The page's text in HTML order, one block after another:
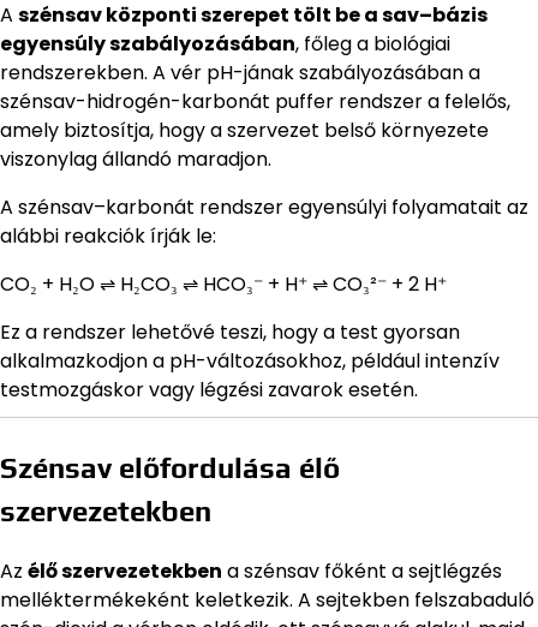
A szénsav központi szerepet tölt be a sav–bázis
egyensúly szabályozásában, főleg a biológiai
rendszerekben. A vér pH-jának szabályozásában a
szénsav-hidrogén-karbonát puffer rendszer a felelős,
amely biztosítja, hogy a szervezet belső környezete
viszonylag állandó maradjon.
A szénsav–karbonát rendszer egyensúlyi folyamatait az
alábbi reakciók írják le:
CO₂ + H₂O ⇌ H₂CO₃ ⇌ HCO₃⁻ + H⁺ ⇌ CO₃²⁻ + 2 H⁺
Ez a rendszer lehetővé teszi, hogy a test gyorsan
alkalmazkodjon a pH-változásokhoz, például intenzív
testmozgáskor vagy légzési zavarok esetén.
Szénsav előfordulása élő
szervezetekben
Az élő szervezetekben a szénsav főként a sejtlégzés
melléktermékeként keletkezik. A sejtekben felszabaduló